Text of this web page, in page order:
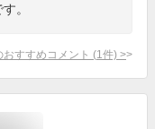
。
おすすめコメント (1 件) >